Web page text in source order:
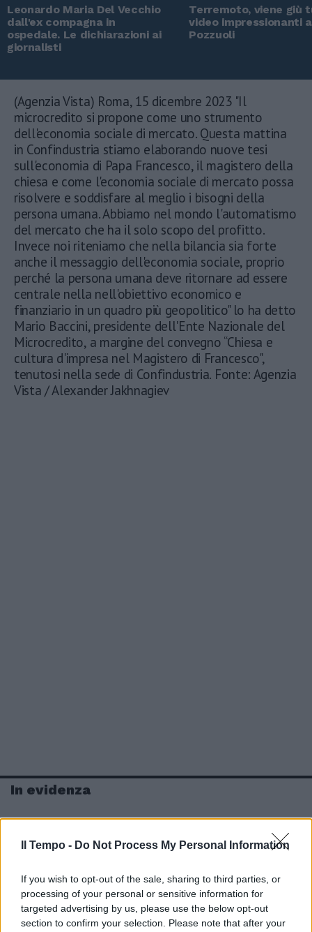
Il Tempo - Do Not Process My Personal Information
If you wish to opt-out of the sale, sharing to third parties, or
processing of your personal or sensitive information for
targeted advertising by us, please use the below opt-out
section to confirm your selection. Please note that after your
Leonardo Maria Del Vecchio
dall'ex compagna in
ospedale. Le dichiarazioni ai
giornalisti
Terremoto, viene giù
video impressionanti a
Pozzuoli
(Agenzia Vista) Roma, 15 dicembre 2023 "Il
microcredito si propone come uno strumento
dell'economia sociale di mercato. Questa mattina
in Confindustria stiamo elaborando nuove tesi
sull'economia di Papa Francesco, il magistero della
chiesa e come l'economia sociale di mercato possa
risolvere e soddisfare al meglio i bisogni della
persona umana. Abbiamo nel mondo l'automatismo
del mercato che ha il solo scopo del profitto.
Invece noi riteniamo che nella bilancia sia forte
anche il messaggio dell'economia sociale, proprio
perché la persona umana deve ritornare ad essere
centrale nella nell'obiettivo economico e
finanziario in un quadro più geopolitico" lo ha detto
Mario Baccini, presidente dell'Ente Nazionale del
Microcredito, a margine del convegno “Chiesa e
cultura d'impresa nel Magistero di Francesco",
tenutosi nella sede di Confindustria. Fonte: Agenzia
Vista / Alexander Jakhnagiev
In evidenza